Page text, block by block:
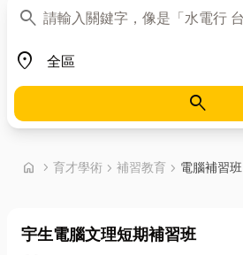
search
關鍵字
place
地區
search
home chevron_right 首頁
育才學術 chevron_right 補習教育 chevron_right 電腦補習班
宇生電腦文理短期補習班